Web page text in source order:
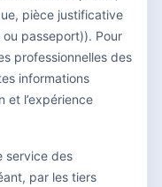
pièce justificative
ou passeport)). Pour
professionnelles des
informations
et l’expérience
service des
par les tiers